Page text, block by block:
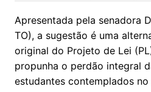
Apresentada pela senadora
TO), a sugestão é uma
original do Projeto de Lei
propunha o perdão integral
estudantes contemplados